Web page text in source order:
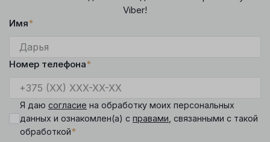
Viber!
Имя*
Номер телефона*
Я даю согласие на обработку моих персональных
данных и ознакомлен(а) с правами , связанными с такой
обработкой*